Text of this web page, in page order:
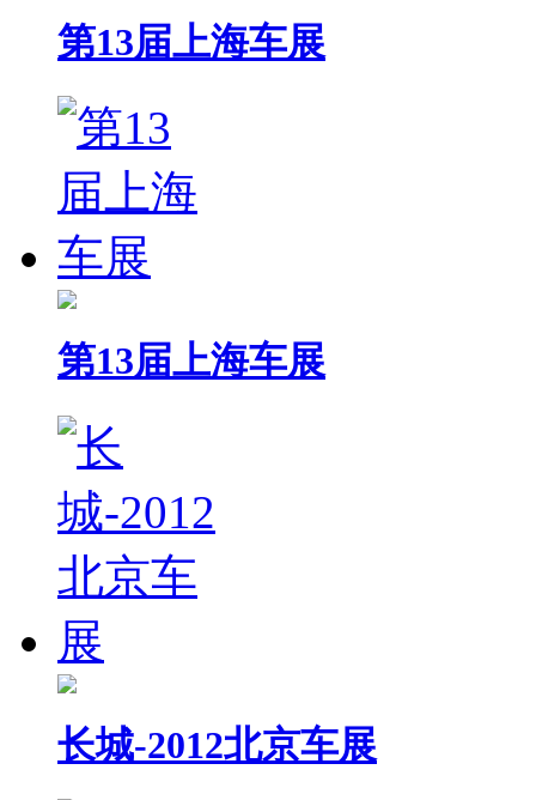
第13届上海车展
第13届上海车展
长城-2012北京车展